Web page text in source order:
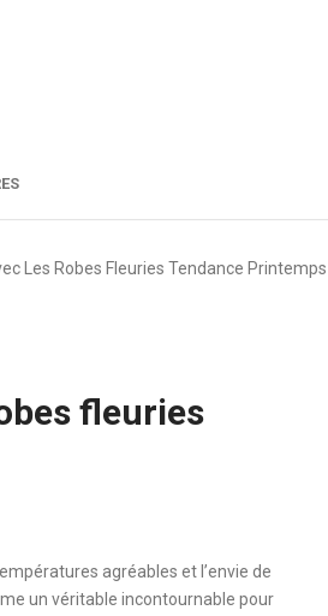
Les Robes Fleuries Tendance Printemps
fleuries
agréables et l’envie de
un véritable incontournable pour